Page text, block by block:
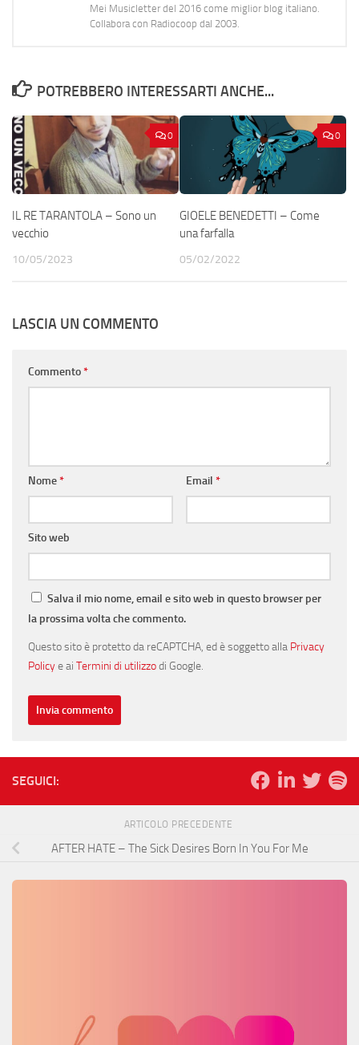
Mei Musicletter del 2016 come miglior blog italiano.
Collabora con Radiocoop dal 2003.
POTREBBERO INTERESSARTI ANCHE...
0
IL RE TARANTOLA – Sono un
vecchio
10/05/2023
0
GIOELE BENEDETTI – Come
una farfalla
05/02/2022
LASCIA UN COMMENTO
Commento*
Nome* Email *
Sito web
Salva il mio nome, email e sito web in questo browser per
la prossima volta che commento.
Questo sito è protetto da reCAPTCHA, ed è soggetto alla Privacy
Policye ai Termini di utilizzodi Google.
SEGUICI:
ARTICOLO PRECEDENTE
AFTER HATE – The Sick Desires Born In You For Me